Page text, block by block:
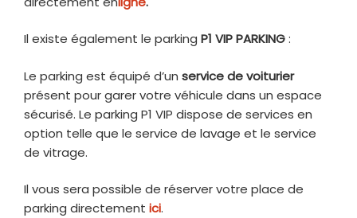
Il existe également le parking P1 VIP PARKING:
Le parking est équipé d’un service de voiturier
présent pour garer votre véhicule dans un espace
sécurisé. Le parking P1 VIP dispose de services en
option telle que le service de lavage et le service
de vitrage.
Il vous sera possible de réserver votre place de
parking directement ici.